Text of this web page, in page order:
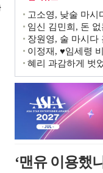
고소영, 낮술 마시
임신 김민희, 돈
장원영, 술 마시
이정재, ♥임세령
혜리 과감하게 벗
‘맨유 이용했